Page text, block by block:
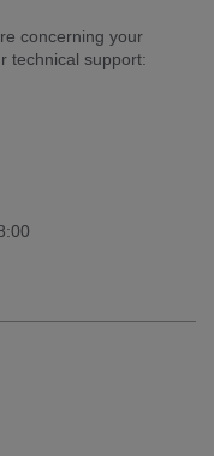
concerning your
technical support: